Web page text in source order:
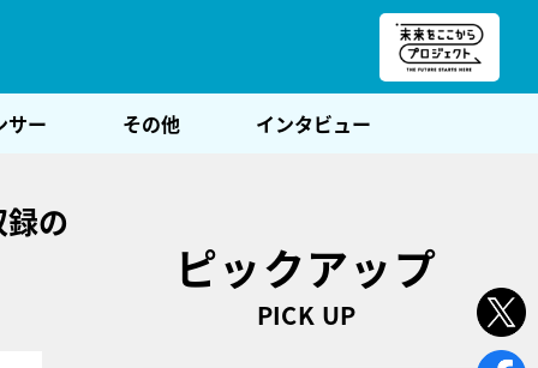
サー その他 インタビュー
の
ピックアップ
PICK UP